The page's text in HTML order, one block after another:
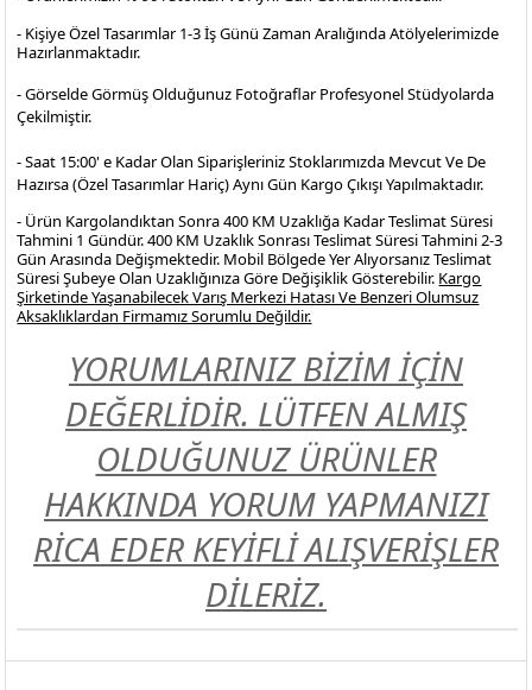
- Kişiye Özel Tasarımlar 1-3 İş Günü Zaman Aralığında Atölyelerimizde
Hazırlanmaktadır.
- Görselde Görmüş Olduğunuz Fotoğraflar ProfesyonelStüdyolarda
Çekilmiştir.
- Saat 15:00' e Kadar Olan Siparişleriniz Stoklarımızda Mevcut Ve De
Hazırsa (Özel Tasarımlar Hariç) Aynı Gün Kargo Çıkışı Yapılmaktadır.
- Ürün Kargolandıktan Sonra 400 KM Uzaklığa Kadar Teslimat Süresi
Tahmini 1 Gündür. 400 KM Uzaklık Sonrası Teslimat Süresi Tahmini 2-3
Gün Arasında Değişmektedir. Mobil Bölgede Yer Alıyorsanız Teslimat
Süresi Şubeye Olan Uzaklığınıza Göre Değişiklik Gösterebilir. Kargo
Şirketinde Yaşanabilecek Varış Merkezi Hatası Ve Benzeri Olumsuz
Aksaklıklardan Firmamız Sorumlu Değildir.
YORUMLARINIZ BİZİM İÇİN
DEĞERLİDİR. LÜTFEN ALMIŞ
OLDUĞUNUZ ÜRÜNLER
HAKKINDA YORUM YAPMANIZI
RİCA EDER KEYİFLİ ALIŞVERİŞLER
DİLERİZ.